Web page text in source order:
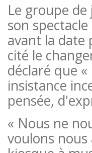
Le groupe
son
avant la date
cité le
déclaré que
insistance
pensée,
« Nous ne
voulons